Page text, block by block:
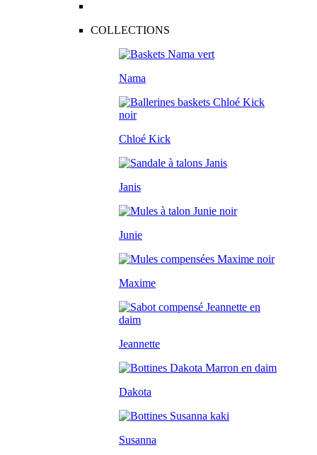
COLLECTIONS
Nama
Chloé Kick
Janis
Junie
Maxime
Jeannette
Dakota
Susanna